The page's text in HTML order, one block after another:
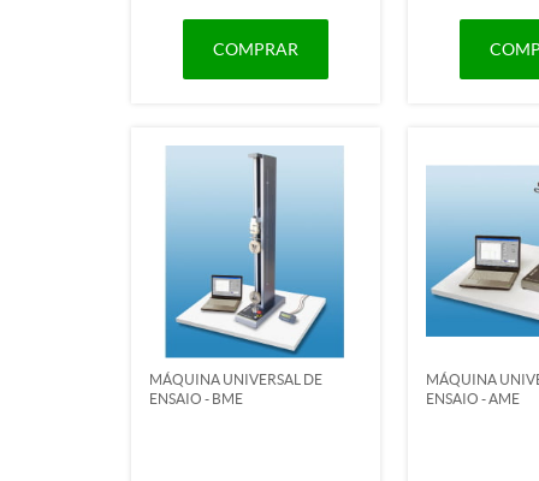
COMPRAR
MÁQUINA UNIVERSAL DE
ENSAIO - BME
MÁQUINA
ENSAIO - AME